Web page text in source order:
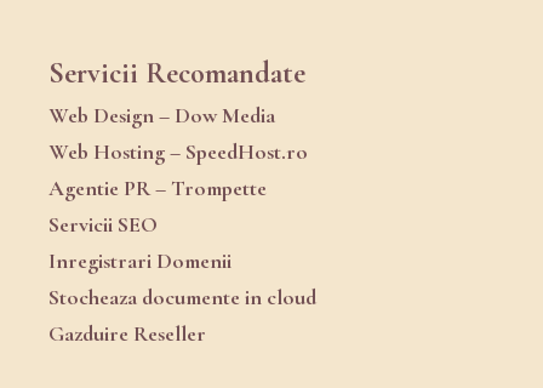
Servicii Recomandate
Web Design – Dow Media
Web Hosting – SpeedHost.ro
Agentie PR – Trompette
Servicii SEO
Inregistrari Domenii
Stocheaza documente in cloud
Gazduire Reseller